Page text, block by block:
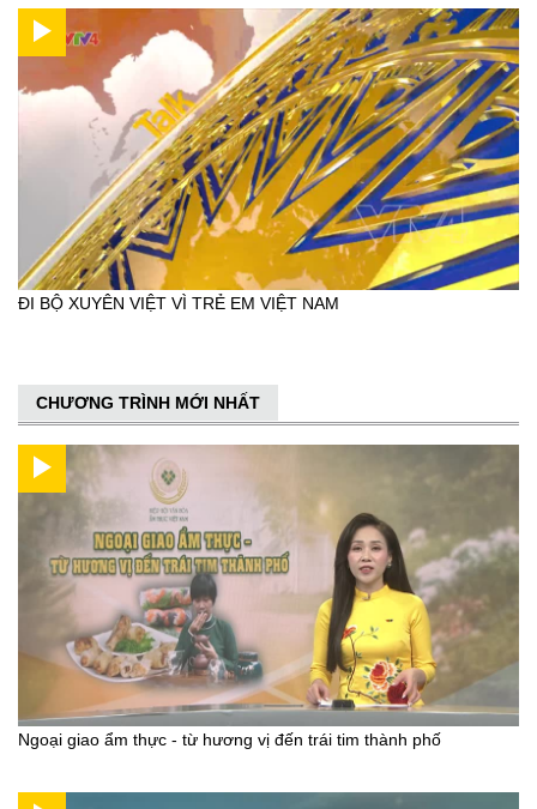
ĐI BỘ XUYÊN VIỆT VÌ TRẺ EM VIỆT NAM
CHƯƠNG TRÌNH MỚI NHẤT
Ngoại giao ẩm thực - từ hương vị đến trái tim thành phố